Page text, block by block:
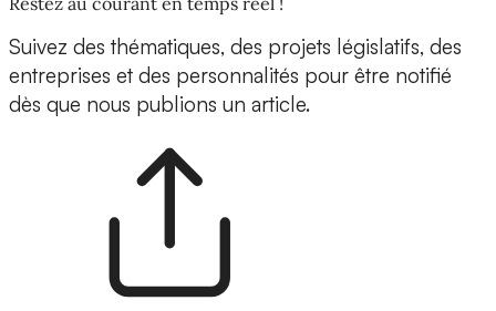
Suivez des thématiques, des projets législatifs, des
entreprises et des personnalités pour être notifié
dès que nous publions un article.